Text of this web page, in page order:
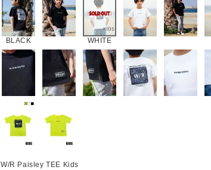
BLACK WHITE
W/R Paisley TEE Kids